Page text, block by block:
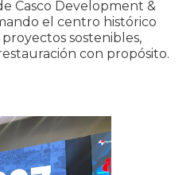
Casco Development &
el centro histórico
sostenibles,
con propósito.